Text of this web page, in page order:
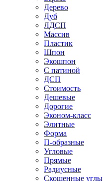
Дерево
Дуб
ЛДСП
Массив
Пластик
Шпон
Экошпон
С патиной
ДСП
Стоимость
Дешевые
Дорогие
Эконом-класс
Элитные
Форма
П-образные
Угловые
Прямые
Радиусные
Скошенные углы